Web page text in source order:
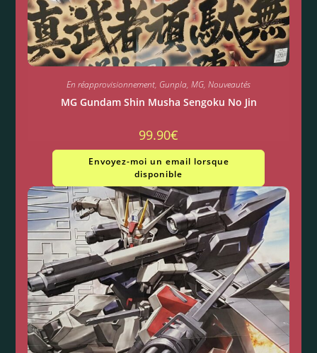
En réapprovisionnement, Gunpla, MG, Nouveautés
MG Gundam Shin Musha Sengoku No Jin
99.90€
Envoyez-moi un email lorsque
disponible